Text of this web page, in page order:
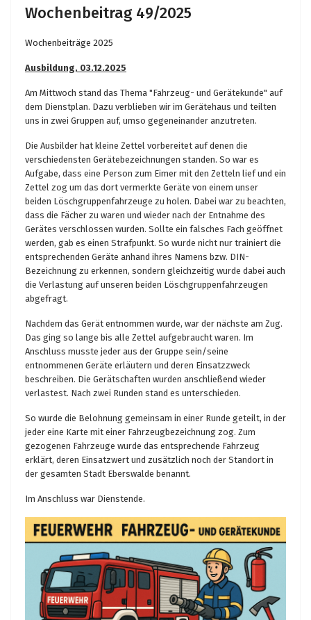
Wochenbeitrag 49/2025
Wochenbeiträge 2025
Ausbildung, 03.12.2025
Am Mittwoch stand das Thema "Fahrzeug- und Gerätekunde" auf
dem Dienstplan. Dazu verblieben wir im Gerätehaus und teilten
uns in zwei Gruppen auf, umso gegeneinander anzutreten.
Die Ausbilder hat kleine Zettel vorbereitet auf denen die
verschiedensten Gerätebezeichnungen standen. So war es
Aufgabe, dass eine Person zum Eimer mit den Zetteln lief und ein
Zettel zog um das dort vermerkte Geräte von einem unser
beiden Löschgruppenfahrzeuge zu holen. Dabei war zu beachten,
dass die Fächer zu waren und wieder nach der Entnahme des
Gerätes verschlossen wurden. Sollte ein falsches Fach geöffnet
werden, gab es einen Strafpunkt. So wurde nicht nur trainiert die
entsprechenden Geräte anhand ihres Namens bzw. DIN-
Bezeichnung zu erkennen, sondern gleichzeitig wurde dabei auch
die Verlastung auf unseren beiden Löschgruppenfahrzeugen
abgefragt.
Nachdem das Gerät entnommen wurde, war der nächste am Zug.
Das ging so lange bis alle Zettel aufgebraucht waren. Im
Anschluss musste jeder aus der Gruppe sein/seine
entnommenen Geräte erläutern und deren Einsatzzweck
beschreiben. Die Gerätschaften wurden anschließend wieder
verlastest. Nach zwei Runden stand es unterschieden.
So wurde die Belohnung gemeinsam in einer Runde geteilt, in der
jeder eine Karte mit einer Fahrzeugbezeichnung zog. Zum
gezogenen Fahrzeuge wurde das entsprechende Fahrzeug
erklärt, deren Einsatzwert und zusätzlich noch der Standort in
der gesamten Stadt Eberswalde benannt.
Im Anschluss war Dienstende.